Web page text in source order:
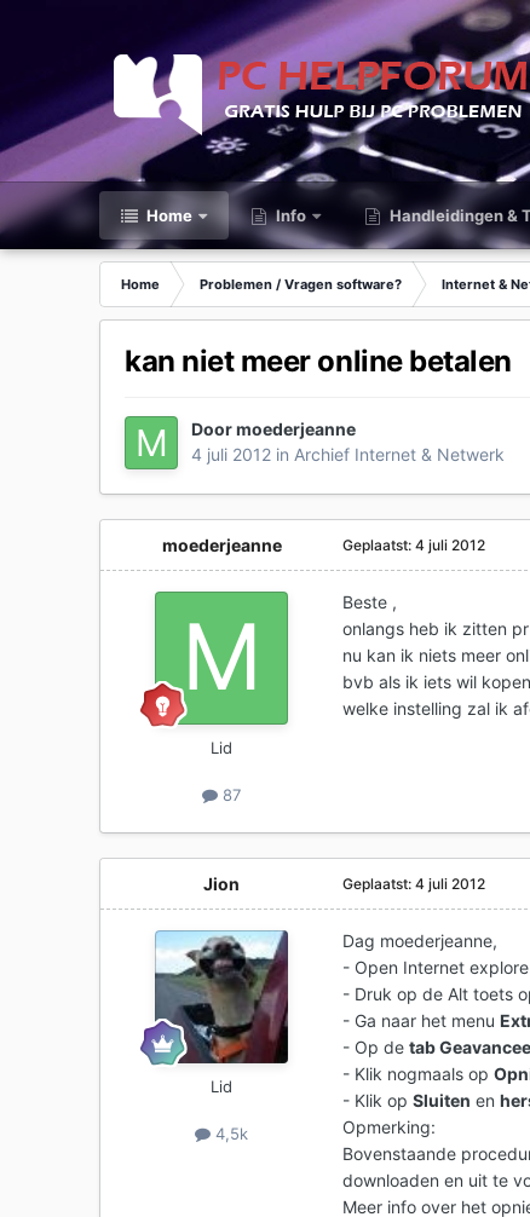
Home Info Handleidingen &
Home Problemen / Vragen software? Internet &
kan niet meer online betalen
Doormoederjeanne
4 juli 2012 in Archief Internet & Netwerk
moederjeanne
Lid
87
Geplaatst:4 juli 2012
Beste ,
onlangs heb ik zitten
nu kan ik niets meer
bvb als ik iets wil
welke instelling zal ik
Jion
Lid
4,5k
Geplaatst:4 juli 2012
Dag moederjeanne,
- Open Internet
- Druk op de Alt toets
- Ga naar het menuE
- Op detab
- Klik nogmaals op
- Klik opSluiten en
Opmerking:
Bovenstaande
downloaden en uit te
Meer info over het